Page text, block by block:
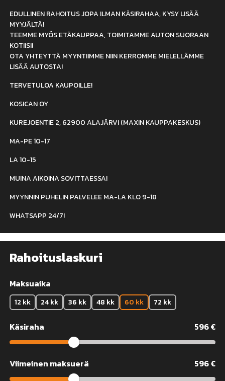
EDULLINEN RAHOITUS JOPA ILMAN KÄSIRAHAA, KYSY LISÄÄ
MYYJÄLTÄ!
TEEMME MYÖS ETÄKAUPPAA, TOIMITAMME AUTON SUORAAN
KOTIISI!
OTA YHTEYTTÄ MYYNTIIMME NIIN KERROMME MIELELLÄMME
LISÄÄ AUTOSTA!
TERVETULOA KAUPOILLE!
KOSICAN OY
KUREJOENTIE 2, 62900 ALAJÄRVI (MAXIN KAUPPAKESKUS)
MA-PE 10-17
LA 10-15
MUINA AIKOINA SOVITTAESSA!
MYYNNIN PUHELIN PALVELEE MA-LA KLO 9-18
WHATSAPP 24/7!
Rahoituslaskuri
Maksuaika
12 kk 24 kk 36 kk 48 kk 60 kk 72 kk
Käsiraha 596€
Viimeinen maksuerä 596€